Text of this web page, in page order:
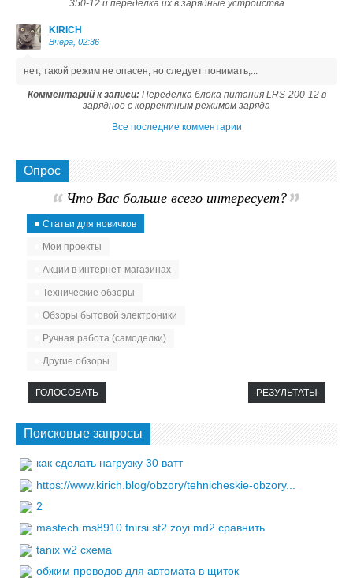
350-12 и переделка их в зарядные устройства
KIRICH
Вчера, 02:36
нет, такой режим не опасен, но следует понимать,...
Комментарий к записи:Переделка блока питания LRS-200-12 в
зарядное с корректным режимом заряда
Все последние комментарии
Опрос
Что Вас больше всего интересует?
Статьи для новичков
Мои проекты
Акции в интернет-магазинах
Технические обзоры
Обзоры бытовой электроники
Ручная работа (самоделки)
Другие обзоры
ГОЛОСОВАТЬ РЕЗУЛЬТАТЫ
Поисковые запросы
как сделать нагрузку 30 ватт
https://www.kirich.blog/obzory/tehnicheskie-obzory...
2
mastech ms8910 fnirsi st2 zoyi md2 сравнить
tanix w2 схема
обжим проводов для автомата в щиток